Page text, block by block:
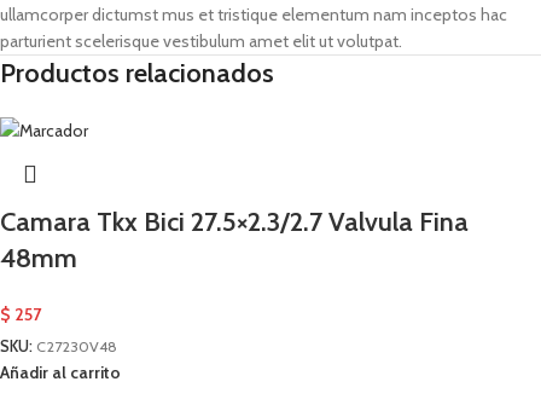
ullamcorper dictumst mus et tristique elementum nam inceptos hac
parturient scelerisque vestibulum amet elit ut volutpat.
Productos relacionados
Camara Tkx Bici 27.5×2.3/2.7 Valvula Fina
48mm
$ 257
SKU: C27230V48
Añadir al carrito